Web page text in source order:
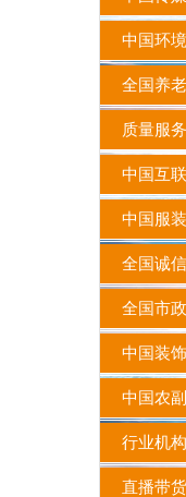
中国环
全国养
质量服
中国互
中国服
全国诚
全国市
中国装
中国农
行业机
直播带